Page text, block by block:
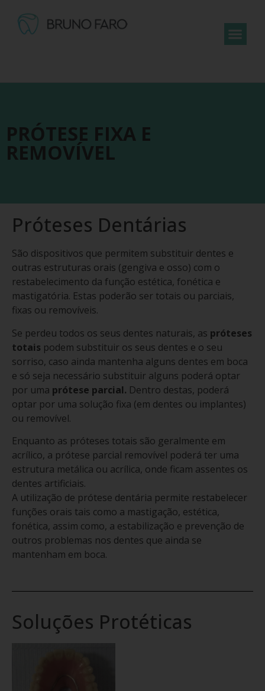
PRÓTESE FIXA E
REMOVÍVEL
Próteses Dentárias
São dispositivos que permitem substituir dentes e
outras estruturas orais (gengiva e osso) com o
restabelecimento da função estética, fonética e
mastigatória. Estas poderão ser totais ou parciais,
fixas ou removíveis.
Se perdeu todos os seus dentes naturais, as próteses
totais podem substituir os seus dentes e o seu
sorriso, caso ainda mantenha alguns dentes em boca
e só seja necessário substituir alguns poderá optar
por uma prótese parcial. Dentro destas, poderá
optar por uma solução fixa (em dentes ou implantes)
ou removível.
Enquanto as próteses totais são geralmente em
acrílico, a prótese parcial removível poderá ter uma
estrutura metálica ou acrílica, onde ficam assentes os
dentes artificiais.
A utilização de prótese dentária permite restabelecer
funções orais tais como a mastigação, estética,
fonética, assim como, a estabilização e prevenção de
outros problemas nos dentes que ainda se
mantenham em boca.
Soluções Protéticas